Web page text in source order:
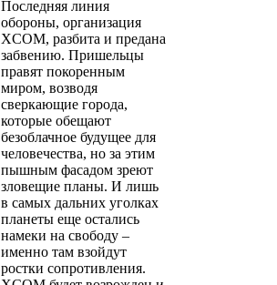
Последняя линия
обороны, организация
XCOM, разбита и предана
забвению. Пришельцы
правят покоренным
миром, возводя
сверкающие города,
которые обещают
безоблачное будущее для
человечества, но за этим
пышным фасадом зреют
зловещие планы. И лишь
в самых дальних уголках
планеты еще остались
намеки на свободу –
именно там взойдут
ростки сопротивления.